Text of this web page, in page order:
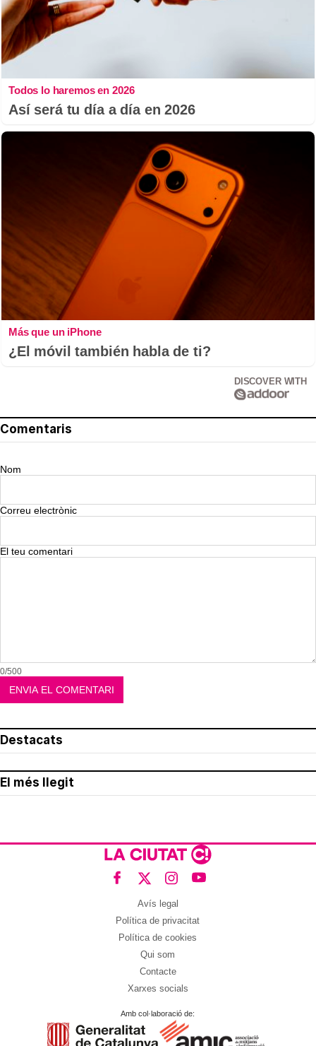
Todos lo haremos en 2026
Así será tu día a día en 2026
Más que un iPhone
¿El móvil también habla de ti?
DISCOVER WITH
Comentaris
Nom
Correu electrònic
El teu comentari
0/500
Destacats
El més llegit
Avís legal
Política de privacitat
Política de cookies
Qui som
Contacte
Xarxes socials
Amb col·laboració de: